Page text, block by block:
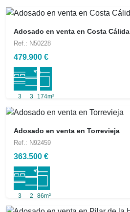
Adosado en venta en Costa Cálida
Ref.: N50228
479.900 €
3 3 174m²
Adosado en venta en Torrevieja
Ref.: N92459
363.500 €
3 2 86m²